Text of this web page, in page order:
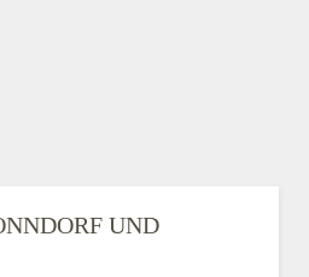
UND